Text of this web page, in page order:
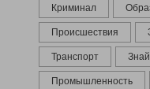
Криминал
Происшествия
Транспорт
Промышленность